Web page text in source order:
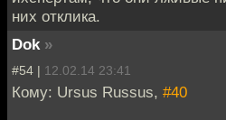
них отклика.
Dok »
#54 | 12.02.14 23:41
Кому: Ursus Russus, #40